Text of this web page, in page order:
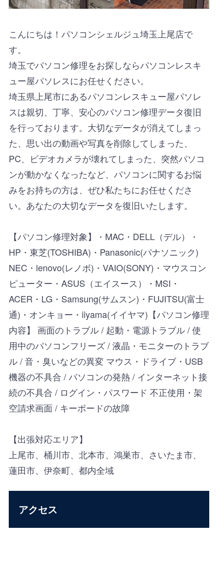
こんにちは！パソコンシェルジュ埼玉上尾店で
す。
埼玉でパソコン修理をお探しならパソコンレスキ
ュー屋パソレスにお任せください。
埼玉県上尾市にあるパソコンレスキュー屋パソレ
スは親切、丁寧、安心のパソコン修理データ復旧
を行っております。大切なデータが消えてしまっ
た、思い出の動画や写真を削除してしまった、
PC、ビデオカメラが壊れてしまった、突然パソコ
ンが動かなくなったなど、パソコンに関するお悩
みをお持ちの方は、ぜひ私たちにお任せくださ
い。あなたの大切なデータを復旧いたします。
【パソコン修理対象】・MAC・DELL（デル）・
HP・東芝(TOSHIBA)・Panasonic(パナソニック)
NEC・lenovo(レノボ)・VAIO(SONY)・マウスコン
ピューター・ASUS（エイスース）・MSI・
ACER・LG・Samsung(サムスン)・FUJITSU(富士
通)・オンキョー・iiyama(イイヤマ)【パソコン修理
内容】 画面のトラブル / 起動・電源トラブル / 使
用中のパソコンフリーズ / 液晶・モニターのトラブ
ル / 音・臭いなどの異変 マウス・ドライブ・USB
機器の不具合 / パソコンの発熱 / インターネット接
続の不具合 / ログイン・パスワード 不正使用・架
空請求画面 / キーボードの故障
【出張対応エリア】
上尾市、桶川市、北本市、鴻巣市、さいたま市、
蓮田市、伊奈町、都内全域
アクセス